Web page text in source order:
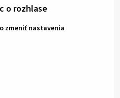
o rozhlase
zmeniť nastavenia